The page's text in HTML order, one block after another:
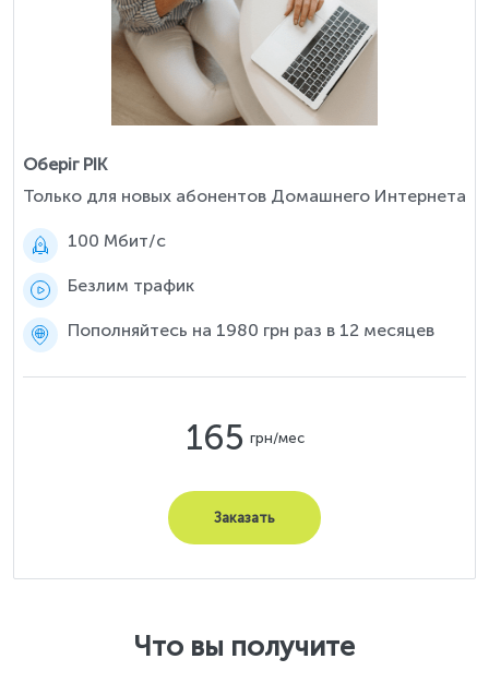
Оберіг РІК
Только для новых абонентов Домашнего Интернета
100 Мбит/c
Безлим трафик
Пополняйтесь на 1980 грн раз в 12 месяцев
165 грн/мес
Заказать
Что вы получите